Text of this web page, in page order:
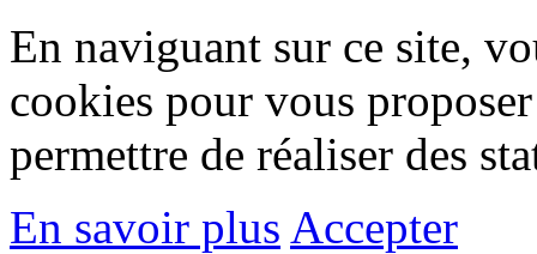
En naviguant sur ce site,
cookies pour vous
permettre de réaliser des
En savoir plus Accepter